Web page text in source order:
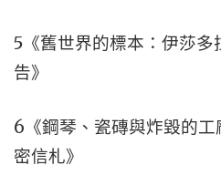
5《舊世界的標本：伊莎多
告》
6《鋼琴、瓷磚與炸毀的
密信札》